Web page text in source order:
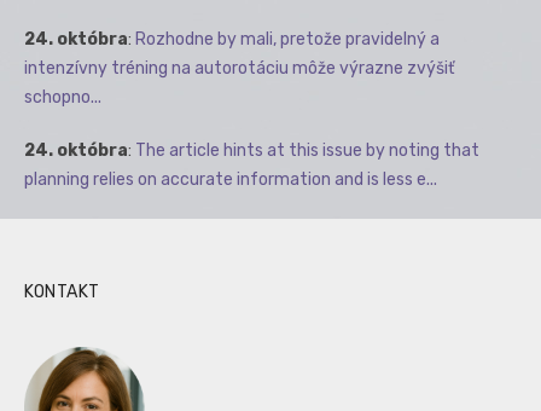
24. októbra: Rozhodne by mali, pretože pravidelný a
intenzívny tréning na autorotáciu môže výrazne zvýšiť
schopno...
24. októbra: The article hints at this issue by noting that
planning relies on accurate information and is less e...
KONTAKT